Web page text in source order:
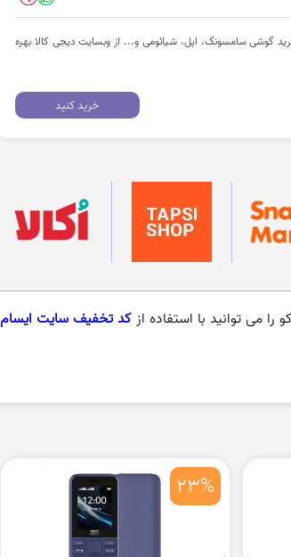
از 20% تخفیف ویژه برای خرید گوشی سامسونگ، اپل، شیائومی و... از وبسایت دیجی کالا بهره
خرید کنید
را می توانید با استفاده از کد تخفیف سایت ایسام
23%